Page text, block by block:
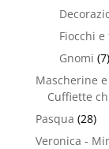
Fiocchi
Gnomi (7)
Mascherine
Cuffiette
Pasqua (28)
Veronica -